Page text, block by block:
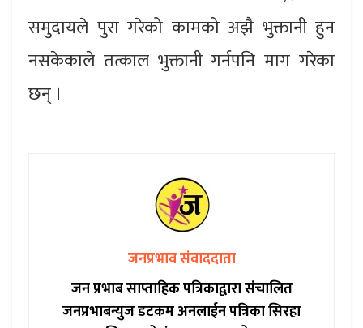
समुदायले पुरा गरेको कामको अझै भुक्तानी हुन
नसकेकाले तत्काल भुक्तानी गर्नपनि माग गरेका
छन् ।
जनप्रभाव संवाददाता
जन प्रभाब साप्ताहिक पत्रिकाद्वारा संचालित
जनप्रभाबन्युज डटकम अनलाईन पत्रिका सिरहा